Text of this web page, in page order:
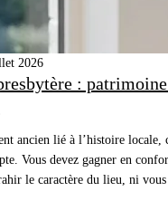
2026
:
ancien lié à l’histoire locale,
Vous devez gagner en
le caractère du lieu, ni